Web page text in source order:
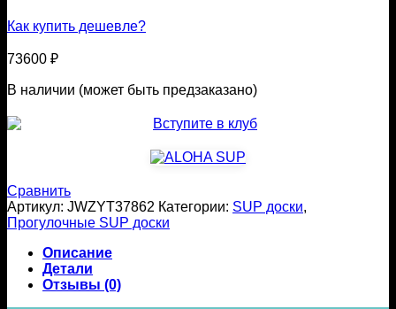
Как купить дешевле?
73600 ₽
В наличии (может быть предзаказано)
Сравнить
Артикул: JWZYT37862 Категории: SUP доски,
Прогулочные SUP доски
Описание
Детали
Отзывы (0)